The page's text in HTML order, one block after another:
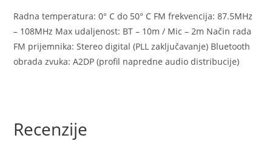
Radna temperatura: 0° C do 50° C FM frekvencija: 87.5MHz
– 108MHz Max udaljenost: BT – 10m / Mic – 2m Način rada
FM prijemnika: Stereo digital (PLL zaključavanje) Bluetooth
obrada zvuka: A2DP (profil napredne audio distribucije)
Recenzije